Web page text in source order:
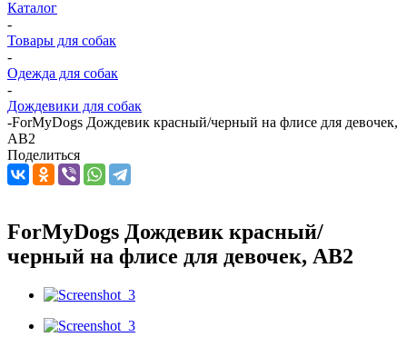
Каталог
-
Товары для собак
-
Одежда для собак
-
Дождевики для собак
-ForMyDogs Дождевик красный/черный на флисе для девочек,
АВ2
Поделиться
ForMyDogs Дождевик красный/
черный на флисе для девочек, АВ2